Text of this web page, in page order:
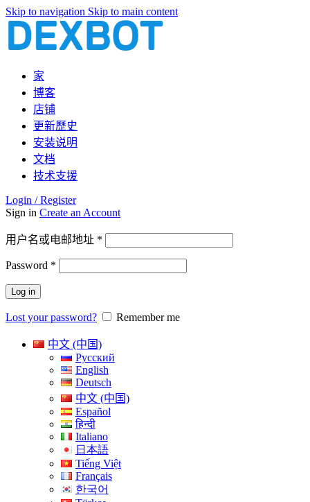
Skip to navigation Skip to main content
家
博客
店铺
更新歷史
安装说明
文档
技术支援
Login / Register
Sign in Create an Account
用户名或电邮地址 *
Password *
Log in
Lost your password? Remember me
中文 (中国)
Русский
English
Deutsch
中文 (中国)
Español
हिन्दी
Italiano
日本語
Tiếng Việt
Français
한국어